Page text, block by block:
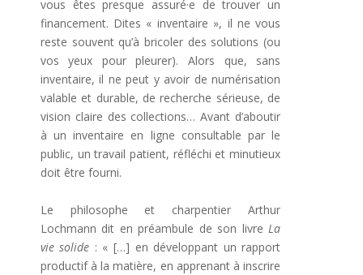
vous êtes presque assuré·e de trouver un
financement. Dites « inventaire », il ne vous
reste souvent qu’à bricoler des solutions (ou
vos yeux pour pleurer). Alors que, sans
inventaire, il ne peut y avoir de numérisation
valable et durable, de recherche sérieuse, de
vision claire des collections… Avant d’aboutir
à un inventaire en ligne consultable par le
public, un travail patient, réfléchi et minutieux
doit être fourni.
Le philosophe et charpentier Arthur
Lochmann dit en préambule de son livre La
vie solide : « […] en développant un rapport
productif à la matière, en apprenant à inscrire